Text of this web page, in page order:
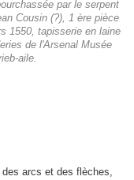
par le serpent
Cousin (?), 1 ère pièce
1550, tapisserie en laine
de l'Arsenal Musée
aile.
arcs et des flèches,